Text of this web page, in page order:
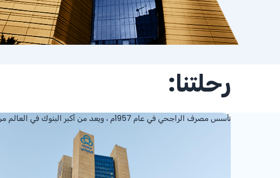
رحلتنا:
تأسس مصرف الراجحي في عام 1957م ، ويعد من أكبر البنوك في العالم من حيث القيمة السوقية والأكبر في الشرق الأوسط والمملكة.